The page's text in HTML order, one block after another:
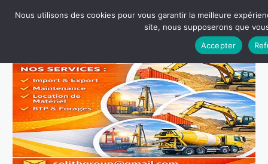
Nous utilisons des cookies pour vous garantir la meilleure
site, nous supposerons que
Accepter